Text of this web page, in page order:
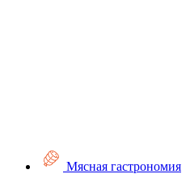
Мясная гастрономия